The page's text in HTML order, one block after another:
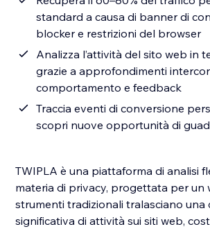
standard a causa di banner di
blocker e restrizioni del browser
Analizza l’attività del sito web in
grazie a approfondimenti
comportamento e feedback
Traccia eventi di conversione
scopri nuove opportunità di
TWIPLA è una piattaforma di analisi
materia di privacy, progettata per un
strumenti tradizionali tralasciano una
significativa di attività sui siti web,